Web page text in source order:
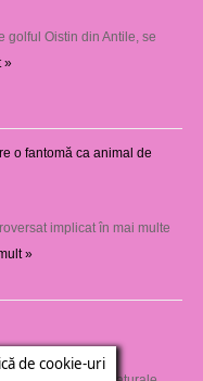
golful Oistin din Antile, se
»
o fantomă ca animal de
implicat în mai multe
»
de cookie-uri